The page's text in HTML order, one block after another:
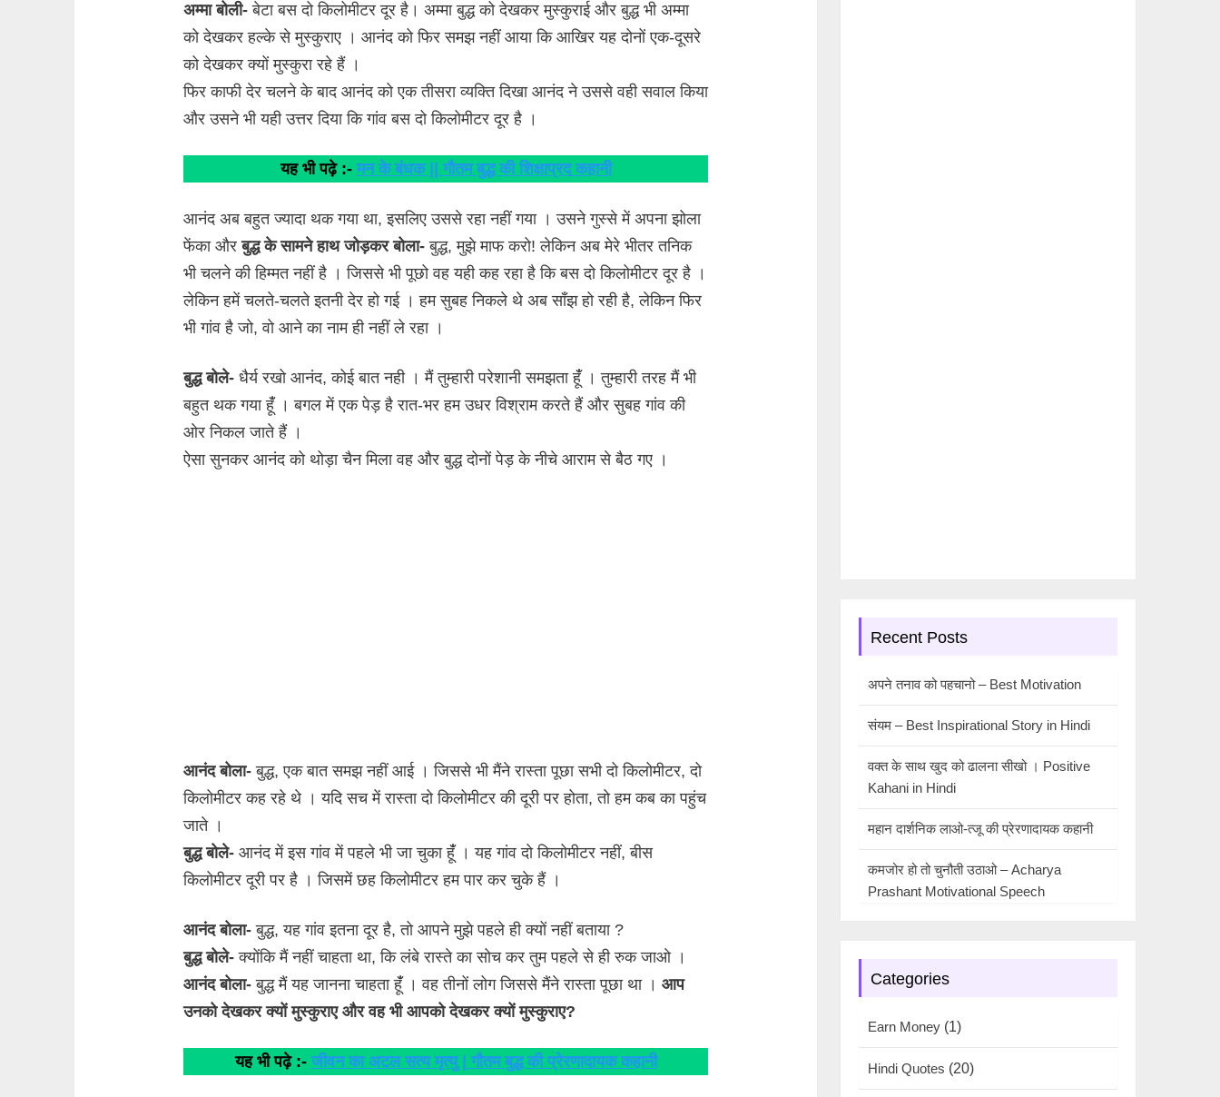
अम्मा बोली- बेटा बस दो किलोमीटर दूर है। अम्मा बुद्ध को देखकर मुस्कुराई और बुद्ध भी अम्मा
को देखकर हल्के से मुस्कुराए । आनंद को फिर समझ नहीं आया कि आखिर यह दोनों एक-दूसरे
को देखकर क्यों मुस्कुरा रहे हैं ।
फिर काफी देर चलने के बाद आनंद को एक तीसरा व्यक्ति दिखा आनंद ने उससे वही सवाल किया
और उसने भी यही उत्तर दिया कि गांव बस दो किलोमीटर दूर है ।
यह भी पढ़े :- मन के बंधक || गौतम बुद्ध की शिक्षाप्रद कहानी
आनंद अब बहुत ज्यादा थक गया था, इसलिए उससे रहा नहीं गया । उसने गुस्से में अपना झोला
फेंका औरबुद्ध के सामने हाथ जोड़कर बोला- बुद्ध, मुझे माफ करो! लेकिन अब मेरे भीतर तनिक
भी चलने की हिम्मत नहीं है । जिससे भी पूछो वह यही कह रहा है कि बस दो किलोमीटर दूर है ।
लेकिन हमें चलते-चलते इतनी देर हो गई । हम सुबह निकले थे अब साँझ हो रही है, लेकिन फिर
भी गांव है जो, वो आने का नाम ही नहीं ले रहा ।
बुद्ध बोले- धैर्य रखो आनंद, कोई बात नही । मैं तुम्हारी परेशानी समझता हूंँ । तुम्हारी तरह मैं भी
बहुत थक गया हूंँ । बगल में एक पेड़ है रात-भर हम उधर विश्राम करते हैं और सुबह गांव की
ओर निकल जाते हैं ।
ऐसा सुनकर आनंद को थोड़ा चैन मिला वह और बुद्ध दोनों पेड़ के नीचे आराम से बैठ गए ।
आनंद बोला- बुद्ध, एक बात समझ नहीं आई । जिससे भी मैंने रास्ता पूछा सभी दो किलोमीटर, दो
किलोमीटर कह रहे थे । यदि सच में रास्ता दो किलोमीटर की दूरी पर होता, तो हम कब का पहुंच
जाते ।
बुद्ध बोले- आनंद में इस गांव में पहले भी जा चुका हूंँ । यह गांव दो किलोमीटर नहीं, बीस
किलोमीटर दूरी पर है । जिसमें छह किलोमीटर हम पार कर चुके हैं ।
आनंद बोला- बुद्ध, यह गांव इतना दूर है, तो आपने मुझे पहले ही क्यों नहीं बताया ?
बुद्ध बोले- क्योंकि मैं नहीं चाहता था, कि लंबे रास्ते का सोच कर तुम पहले से ही रुक जाओ ।
आनंद बोला- बुद्ध मैं यह जानना चाहता हूंँ । वह तीनों लोग जिससे मैंने रास्ता पूछा था ।आप
उनको देखकर क्यों मुस्कुराए और वह भी आपको देखकर क्यों मुस्कुराए?
यह भी पढ़े :- जीवन का अटल सत्य मृत्यु | गौतम बुद्ध की प्रेरणादायक कहानी
Recent Posts
अपने तनाव को पहचानो – Best Motivation
संयम – Best Inspirational Story in Hindi
वक्त के साथ खुद को ढालना सीखो । Positive
Kahani in Hindi
महान दार्शनिक लाओ-त्जू की प्रेरणादायक कहानी
कमजोर हो तो चुनौती उठाओ – Acharya
Prashant Motivational Speech
Categories
Earn Money (1)
Hindi Quotes (20)